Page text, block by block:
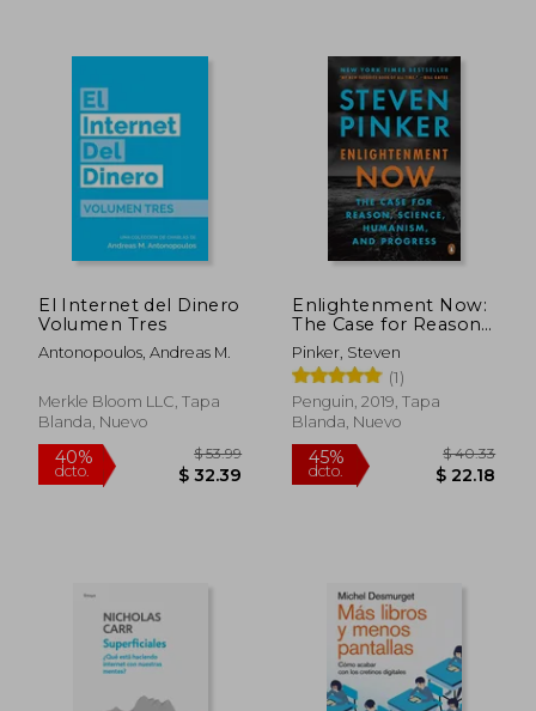
40%
dcto. $ 30.53
40%
dcto.
El Internet del Dinero
Volumen Tres
Antonopoulos, Andreas M.
Merkle Bloom LLC, Tapa
Blanda, Nuevo
Enlightenment Now:
The Case for Reason,
Science, Humanism,
and Progress (en
Inglés)
Pinker, Steven
(1)
Penguin, 2019, Tapa
Blanda, Nuevo